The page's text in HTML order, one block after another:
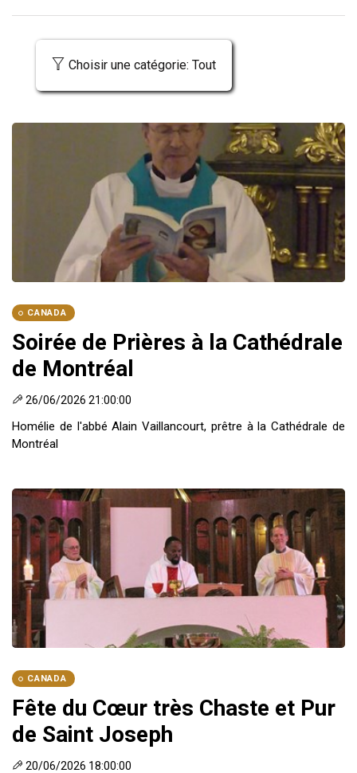
Choisir une catégorie: Tout
CANADA
Soirée de Prières à la Cathédrale
de Montréal
26/06/2026 21:00:00
Homélie de l'abbé Alain Vaillancourt, prêtre à la Cathédrale de
Montréal
CANADA
Fête du Cœur très Chaste et Pur
de Saint Joseph
20/06/2026 18:00:00